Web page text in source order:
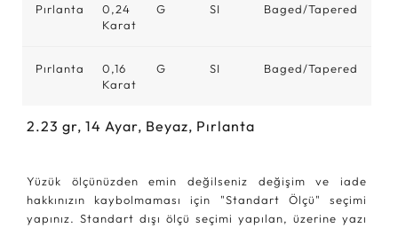
Pırlanta
0,24
Karat
G SI Baged/Tapered
Pırlanta
0,16
Karat
G SI Baged/Tapered
2.23 gr, 14 Ayar, Beyaz, Pırlanta
Yüzük ölçünüzden emin değilseniz değişim ve iade
hakkınızın kaybolmaması için "Standart Ölçü" seçimi
yapınız. Standart dışı ölçü seçimi yapılan, üzerine yazı